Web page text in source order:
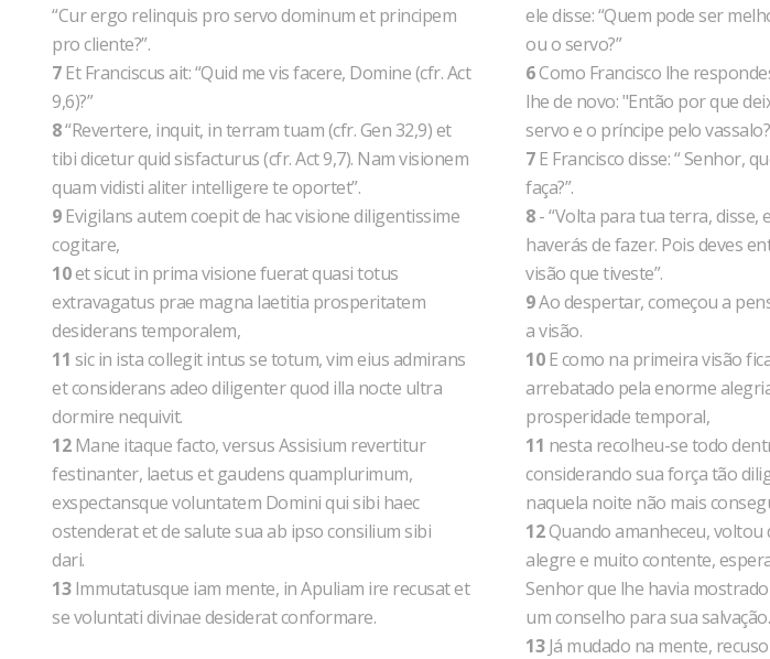
“Cur ergo relinquis pro servo dominum et principem
pro cliente?”.
7Et Franciscus ait: “Quid me vis facere, Domine (cfr. Act
9,6)?”
8“Revertere, inquit, in terram tuam (cfr. Gen 32,9) et
tibi dicetur quid sisfacturus (cfr. Act 9,7). Nam visionem
quam vidisti aliter intelligere te oportet”.
9Evigilans autem coepit de hac visione diligentissime
cogitare,
10et sicut in prima visione fuerat quasi totus
extravagatus prae magna laetitia prosperitatem
desiderans temporalem,
11 sic in ista collegit intus se totum, vim eius admirans
et considerans adeo diligenter quod illa nocte ultra
dormire nequivit.
12Mane itaque facto, versus Assisium revertitur
festinanter, laetus et gaudens quamplurimum,
exspectansque voluntatem Domini qui sibi haec
ostenderat et de salute sua ab ipso consilium sibi
dari.
13Immutatusque iam mente, in Apuliam ire recusat et
se voluntati divinae desiderat conformare.
ele disse: “Quem pode ser
ou o servo?”
6Como Francisco lhe
lhe de novo: "Então por que
servo e o príncipe pelo
7E Francisco disse: “ Senhor,
faça?”.
8- “Volta para tua terra, disse,
haverás de fazer. Pois deves
visão que tiveste”.
9Ao despertar, começou a
a visão.
10E como na primeira visão
arrebatado pela enorme
prosperidade temporal,
11 nesta recolheu-se todo
considerando sua força tão
naquela noite não mais
12Quando amanheceu, voltou
alegre e muito contente,
Senhor que lhe havia
um conselho para sua salvação.
13Já mudado na mente,